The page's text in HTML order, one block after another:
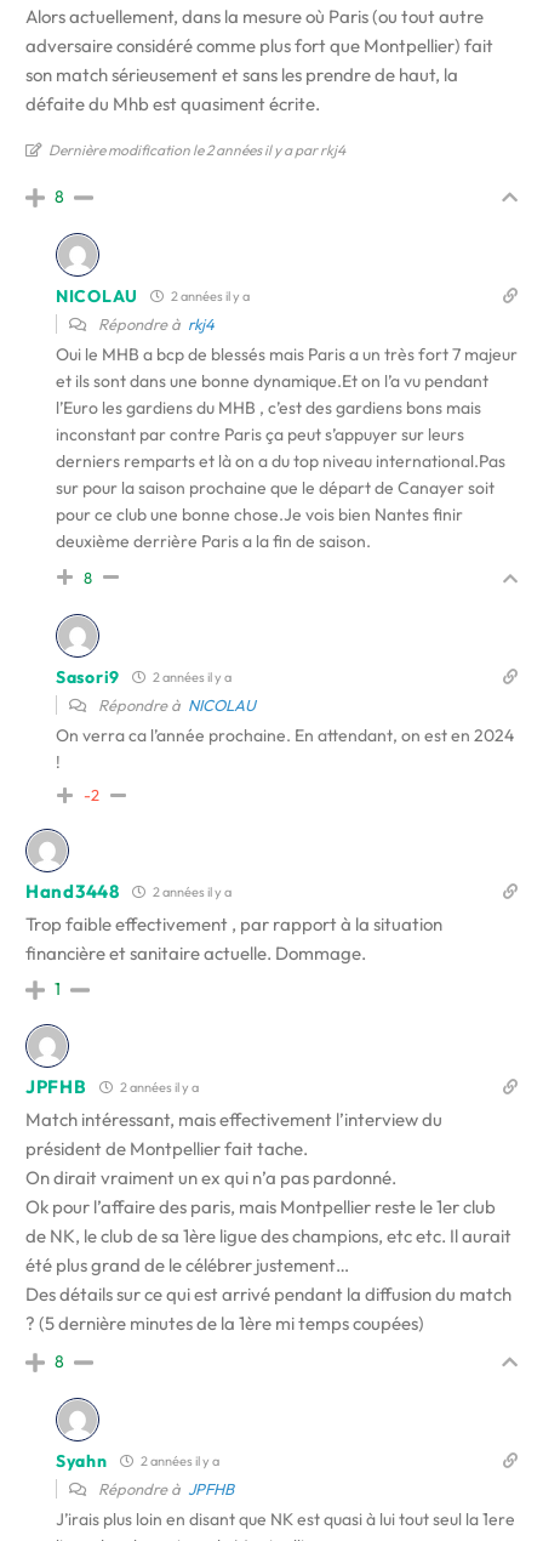
Alors actuellement, dans la mesure où Paris (ou tout autre
adversaire considéré comme plus fort que Montpellier) fait
son match sérieusement et sans les prendre de haut, la
défaite du Mhb est quasiment écrite.
Dernière modification le 2 années il y a par rkj4
8
NICOLAU 2 années il y a
Répondre à rkj4
Oui le MHB a bcp de blessés mais Paris a un très fort 7 majeur
et ils sont dans une bonne dynamique.Et on l’a vu pendant
l’Euro les gardiens du MHB , c’est des gardiens bons mais
inconstant par contre Paris ça peut s’appuyer sur leurs
derniers remparts et là on a du top niveau international.Pas
sur pour la saison prochaine que le départ de Canayer soit
pour ce club une bonne chose.Je vois bien Nantes finir
deuxième derrière Paris a la fin de saison.
8
Sasori9 2 années il y a
Répondre à NICOLAU
On verra ca l’année prochaine. En attendant, on est en 2024
!
-2
Hand3448 2 années il y a
Trop faible effectivement , par rapport à la situation
financière et sanitaire actuelle. Dommage.
1
JPFHB 2 années il y a
Match intéressant, mais effectivement l’interview du
président de Montpellier fait tache.
On dirait vraiment un ex qui n’a pas pardonné.
Ok pour l’affaire des paris, mais Montpellier reste le 1er club
de NK, le club de sa 1ère ligue des champions, etc etc. Il aurait
été plus grand de le célébrer justement…
Des détails sur ce qui est arrivé pendant la diffusion du match
? (5 dernière minutes de la 1ère mi temps coupées)
8
Syahn 2 années il y a
Répondre à JPFHB
J’irais plus loin en disant que NK est quasi à lui tout seul la 1ere